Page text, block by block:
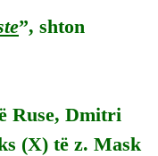
”, shton
Ruse, Dmitri
(X) të z. Mask